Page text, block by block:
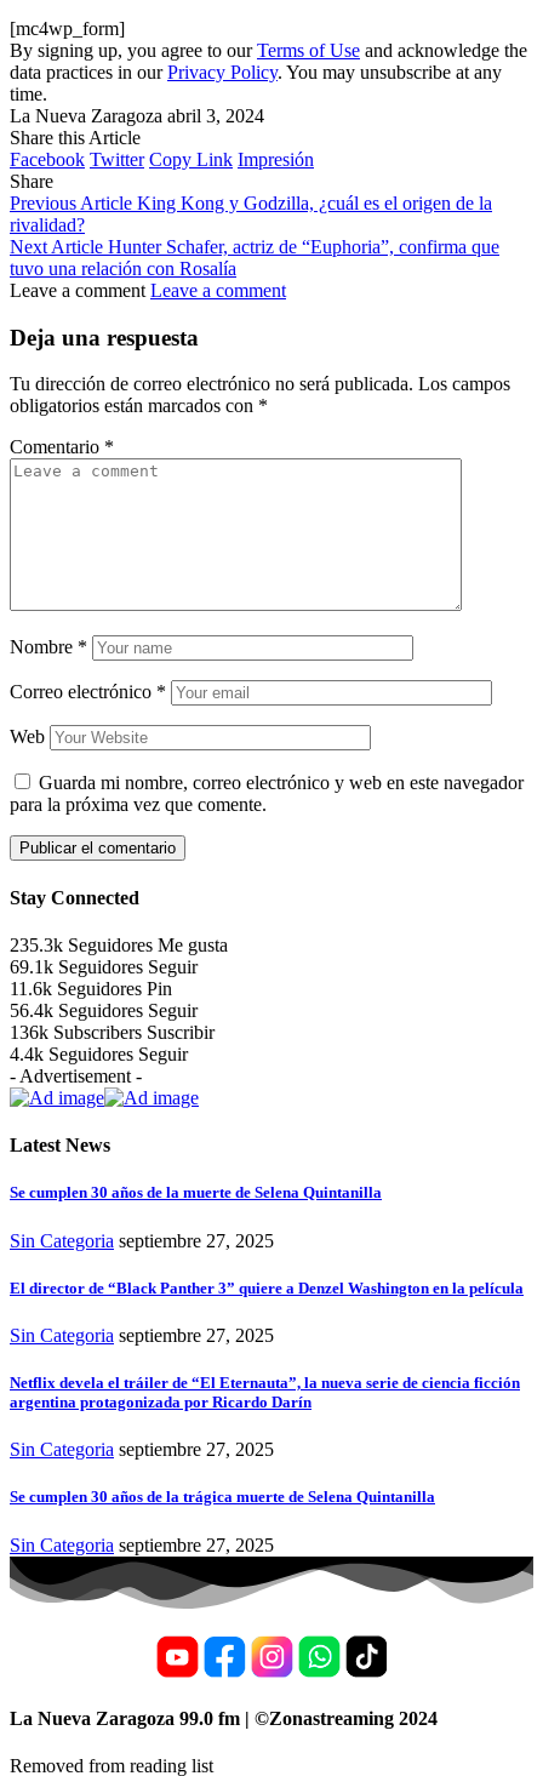
[mc4wp_form]
By signing up, you agree to ourTerms of Use and acknowledge the
data practices in ourPrivacy Policy. You may unsubscribe at any
time.
La Nueva Zaragoza abril 3, 2024
Share this Article
Facebook Twitter Copy Link Impresión
Share
Previous Article King Kong y Godzilla, ¿cuál es el origen de la
rivalidad?
Next Article Hunter Schafer, actriz de “Euphoria”, confirma que
tuvo una relación con Rosalía
Leave a comment Leave a comment
Deja una respuesta
Tu dirección de correo electrónico no será publicada. Los campos
obligatorios están marcados con *
Comentario *
Nombre *
Correo electrónico *
Web
Guarda mi nombre, correo electrónico y web en este navegador
para la próxima vez que comente.
Stay Connected
235.3k Seguidores Me gusta
69.1k Seguidores Seguir
11.6k Seguidores Pin
56.4k Seguidores Seguir
136k Subscribers Suscribir
4.4k Seguidores Seguir
- Advertisement -
Latest News
Se cumplen 30 años de la muerte de Selena Quintanilla
Sin Categoria septiembre 27, 2025
El director de “Black Panther 3” quiere a Denzel Washington en la película
Sin Categoria septiembre 27, 2025
Netflix devela el tráiler de “El Eternauta”, la nueva serie de ciencia ficción
argentina protagonizada por Ricardo Darín
Sin Categoria septiembre 27, 2025
Se cumplen 30 años de la trágica muerte de Selena Quintanilla
Sin Categoria septiembre 27, 2025
La Nueva Zaragoza 99.0 fm | ©Zonastreaming 2024
Removed from reading list